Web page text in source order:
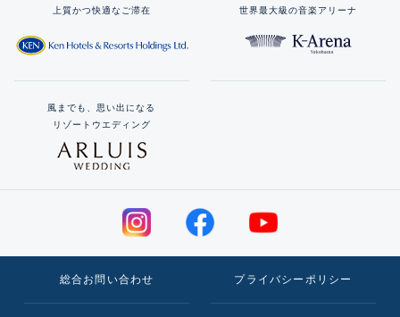
上質かつ快適なご滞在 世界最大級の音楽アリーナ
風までも、思い出になる
リゾートウエディング
総合お問い合わせ プライバシーポリシー